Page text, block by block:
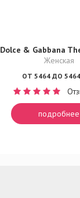
Dolce & Gabbana
Женская
ОТ 5464 ДО
подробнее